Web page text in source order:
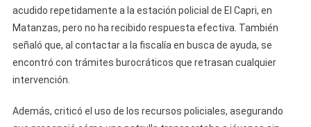
acudido repetidamente a la estación policial de El Capri, en
Matanzas, pero no ha recibido respuesta efectiva. También
señaló que, al contactar a la fiscalía en busca de ayuda, se
encontró con trámites burocráticos que retrasan cualquier
intervención.
Además, criticó el uso de los recursos policiales, asegurando